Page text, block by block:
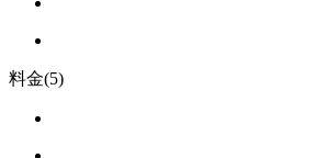
料金(5)